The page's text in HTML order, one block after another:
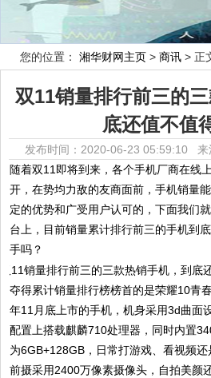
您的位置： 湘华财网主页 > 商讯 > 正
双11销量排行前三的
底还值不值
发布时间：2020-06-23 05:59:10
随着双11即将到来，各个手机厂商在线
开，在势均力敌的友商面前，手机销量
定的优势和广受用户认可的，下面我们
台上，目前销量累计排行前三的手机到
手吗？
夺得累计销量排行榜榜首的是荣耀10青
年11月底上市的手机，机身采用3d曲面
配置上搭载麒麟710处理器，同时内置
为6GB+128GB，日常打游戏、看视频还
前摄采用2400万像素摄像头，自拍美颜